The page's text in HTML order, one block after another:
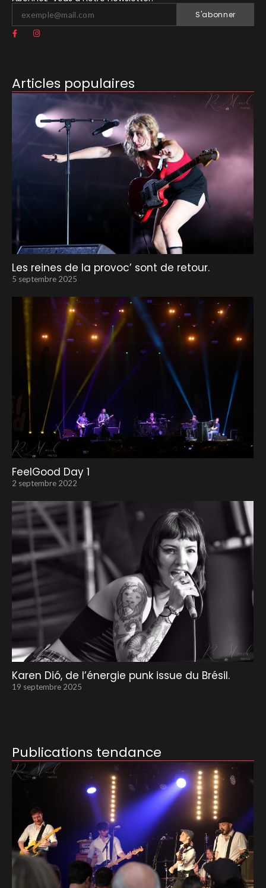
S'abonner
Articles populaires
Les reines de la provoc’ sont de retour.
5 septembre 2025
FeelGood Day 1
2 septembre 2022
Karen Dió, de l’énergie punk issue du Brésil.
19 septembre 2025
Publications tendance